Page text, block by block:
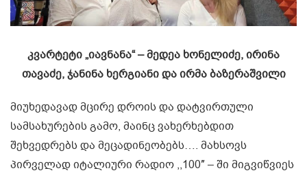
კვარტეტი „იავნანა“ – მედეა ხონელიძე, ირინა
თავაძე, ჯანინა ხერგიანი და ირმა ბაზერაშვილი
მიუხედავად მცირე დროის და დატვირთული
სამსახურების გამო, მაინც ვახერხებდით
შეხვედრებს და მეცადინეობებს…. მახსოვს
პირველად იტალიური რადიო ,,100″ – ში მიგვიწვიეს